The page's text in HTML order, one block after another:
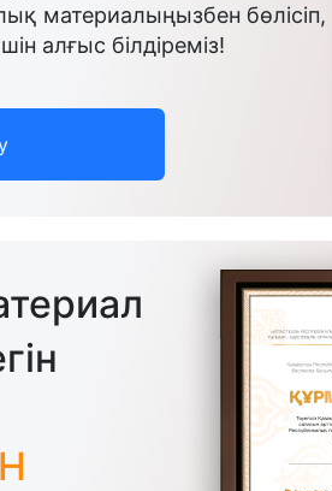
материалыңызбен бөлісіп,
алғыс білдіреміз!